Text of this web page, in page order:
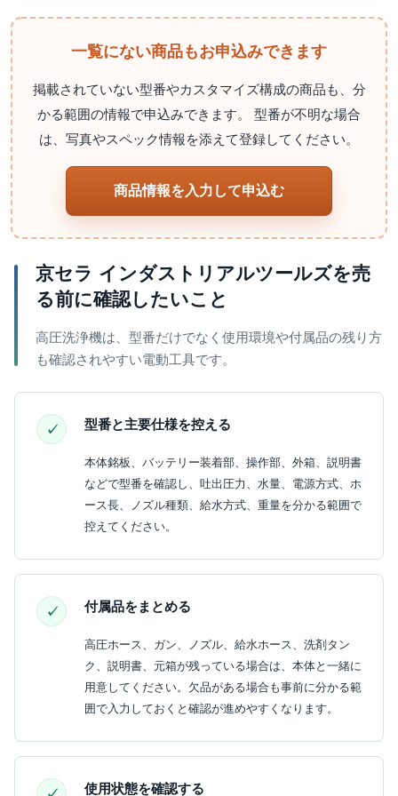
一覧にない商品もお申込みできます
掲載されていない型番やカスタマイズ構成の商品も、分
かる範囲の情報で申込みできます。 型番が不明な場合
は、写真やスペック情報を添えて登録してください。
商品情報を入力して申込む
京セラ インダストリアルツールズを売
る前に確認したいこと
高圧洗浄機は、型番だけでなく使用環境や付属品の残り方
も確認されやすい電動工具です。
型番と主要仕様を控える
本体銘板、バッテリー装着部、操作部、外箱、説明書
などで型番を確認し、吐出圧力、水量、電源方式、ホ
ース長、ノズル種類、給水方式、重量を分かる範囲で
控えてください。
付属品をまとめる
高圧ホース、ガン、ノズル、給水ホース、洗剤タン
ク、説明書、元箱が残っている場合は、本体と一緒に
用意してください。欠品がある場合も事前に分かる範
囲で入力しておくと確認が進めやすくなります。
使用状態を確認する